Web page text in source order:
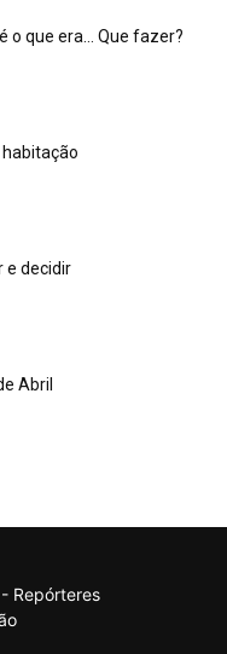
o que era… Que fazer?
habitação
e decidir
Abril